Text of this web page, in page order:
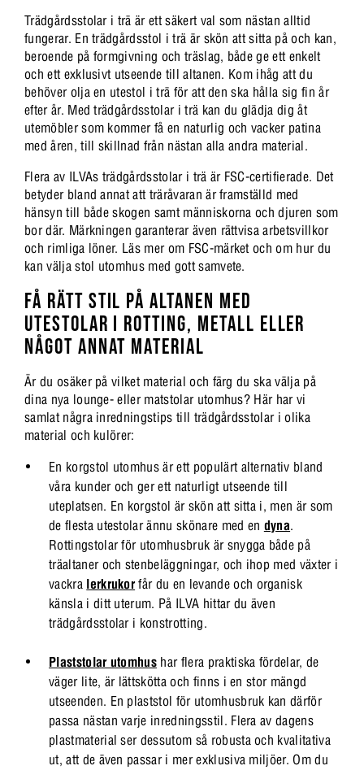
Trädgårdsstolar i trä är ett säkert val som nästan alltid
fungerar. En trädgårdsstol i trä är skön att sitta på och kan,
beroende på formgivning och träslag, både ge ett enkelt
och ett exklusivt utseende till altanen. Kom ihåg att du
behöver olja en utestol i trä för att den ska hålla sig fin år
efter år. Med trädgårdsstolar i trä kan du glädja dig åt
utemöbler som kommer få en naturlig och vacker patina
med åren, till skillnad från nästan alla andra material.
Flera av ILVAs trädgårdsstolar i trä är FSC-certifierade. Det
betyder bland annat att träråvaran är framställd med
hänsyn till både skogen samt människorna och djuren som
bor där. Märkningen garanterar även rättvisa arbetsvillkor
och rimliga löner. Läs mer om FSC-märket och om hur du
kan välja stol utomhus med gott samvete.
FÅ RÄTT STIL PÅ ALTANEN MED
UTESTOLAR I ROTTING, METALL ELLER
NÅGOT ANNAT MATERIAL
Är du osäker på vilket material och färg du ska välja på
dina nya lounge- eller matstolar utomhus? Här har vi
samlat några inredningstips till trädgårdsstolar i olika
material och kulörer:
En korgstol utomhus är ett populärt alternativ bland
våra kunder och ger ett naturligt utseende till
uteplatsen. En korgstol är skön att sitta i, men är som
de flesta utestolar ännu skönare med en dyna.
Rottingstolar för utomhusbruk är snygga både på
träaltaner och stenbeläggningar, och ihop med växter i
vackra lerkrukorfår du en levande och organisk
känsla i ditt uterum. På ILVA hittar du även
trädgårdsstolar i konstrotting.
Plaststolar utomhus har flera praktiska fördelar, de
väger lite, är lättskötta och finns i en stor mängd
utseenden. En plaststol för utomhusbruk kan därför
passa nästan varje inredningsstil. Flera av dagens
plastmaterial ser dessutom så robusta och kvalitativa
ut, att de även passar i mer exklusiva miljöer. Om du